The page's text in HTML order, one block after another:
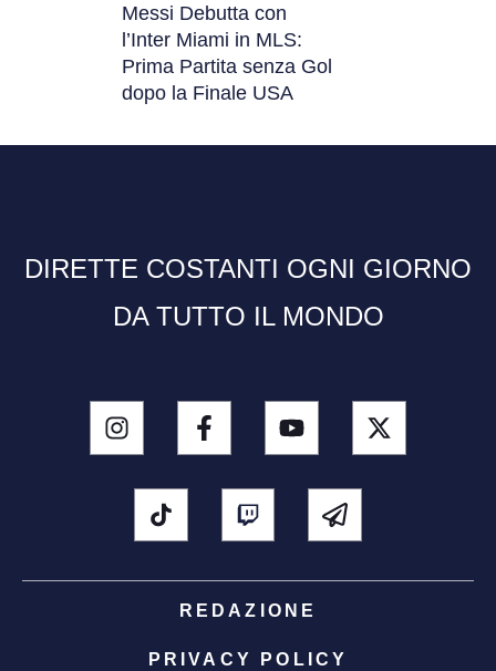
Messi Debutta con
l’Inter Miami in MLS:
Prima Partita senza Gol
dopo la Finale USA
DIRETTE COSTANTI OGNI GIORNO
DA TUTTO IL MONDO
REDAZIONE
PRIVACY POLICY